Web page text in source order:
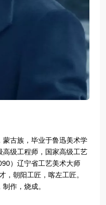
古族，毕业于鲁迅美术学
级工程师，国家高级工艺
）辽宁省工艺美术大师
，朝阳工匠，喀左工匠。
作，烧成。